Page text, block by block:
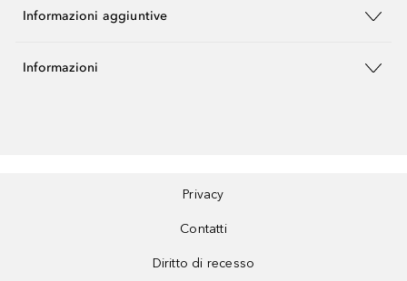
Informazioni aggiuntive
Informazioni
Privacy
Contatti
Diritto di recesso